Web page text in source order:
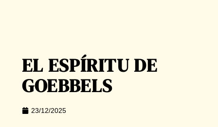
EL ESPÍRITU DE
GOEBBELS
23/12/2025